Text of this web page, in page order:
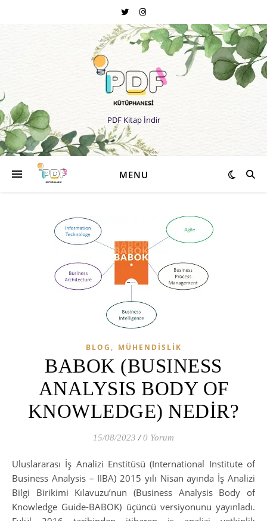
PDF Kitap İndir
MENU
BLOG , MÜHENDISLIK
BABOK (BUSINESS
ANALYSIS BODY OF
KNOWLEDGE) NEDİR?
15/08/2023 / 0 Yorum
Uluslararası İş Analizi Enstitüsü (International Institute of
Business Analysis – IIBA) 2015 yılı Nisan ayında İş Analizi
Bilgi Birikimi Kılavuzu’nun (Business Analysis Body of
Knowledge Guide-BABOK) üçüncü versiyonunu yayınladı.